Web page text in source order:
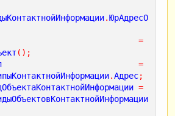
.ЮрАдресО
=
();
=
.Адрес;
=